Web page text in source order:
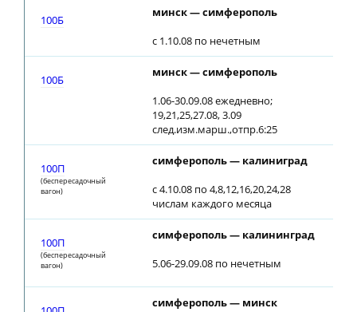
100Б
минск — симферополь
с 1.10.08 по нечетным
100Б
минск — симферополь
1.06-30.09.08 ежедневно;
19,21,25,27.08, 3.09
след.изм.марш.,отпр.6:25
100П
(беспересадочный
вагон)
симферополь — калиниград
с 4.10.08 по 4,8,12,16,20,24,28
числам каждого месяца
100П
(беспересадочный
вагон)
симферополь — калининград
5.06-29.09.08 по нечетным
симферополь — минск